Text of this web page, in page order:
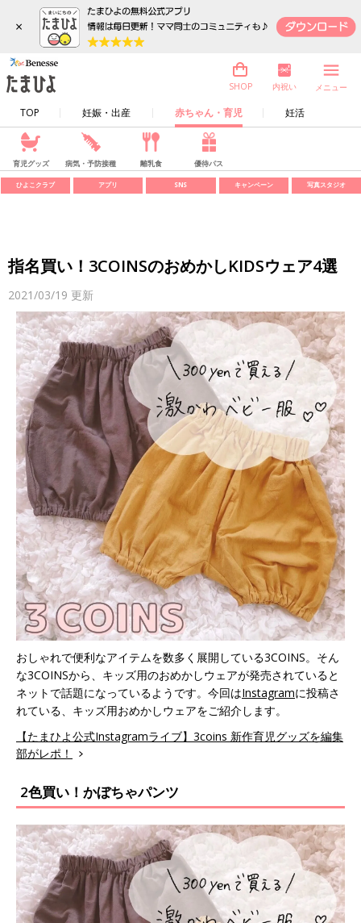
×
TOP 妊娠・出産 赤ちゃん・育児 妊活
SHOP 内祝い メニュー
育児グッズ 病気・予防接種 離乳食 優待パス
ひよこクラブ アプリ SNS キャンペーン 写真スタジオ
指名買い！3COINSのおめかしKIDSウェア4選
2021/03/19 更新
おしゃれで便利なアイテムを数多く展開している3COINS。そん
な3COINSから、キッズ用のおめかしウェアが発売されていると
ネットで話題になっているようです。今回はInstagramに投稿さ
れている、キッズ用おめかしウェアをご紹介します。
【たまひよ公式Instagramライブ】3coins 新作育児グッズを編集
部がレポ！
2色買い！かぼちゃパンツ